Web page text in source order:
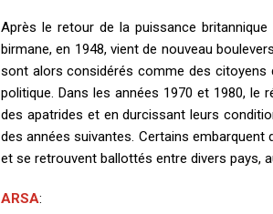
Après le retour de la puissance britannique
birmane, en 1948, vient de nouveau
sont alors considérés comme des citoyens
politique. Dans les années 1970 et 1980,
des apatrides et en durcissant leurs
des années suivantes. Certains
et se retrouvent ballottés entre divers pays,
ARSA: